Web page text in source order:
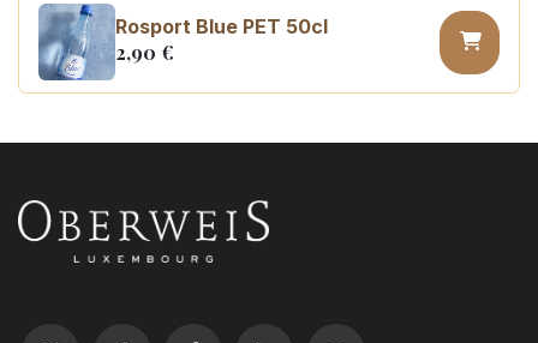
Rosport Blue PET 50cl
2,90 €